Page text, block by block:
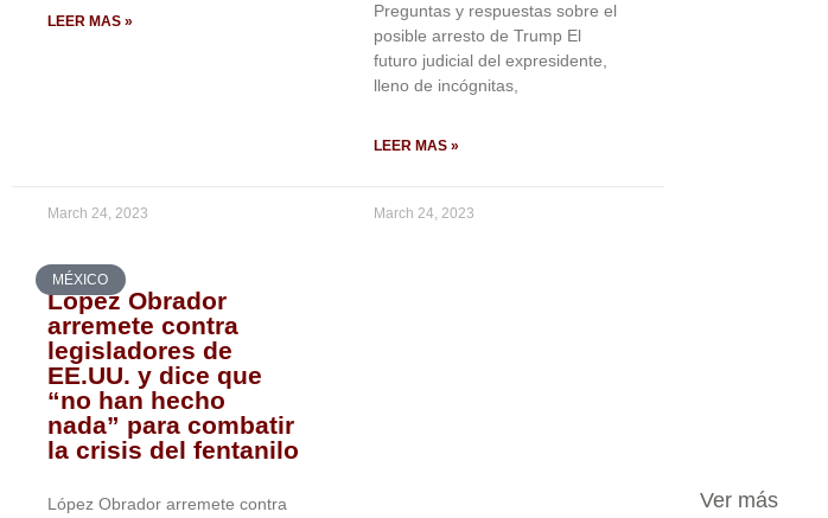
LEER MAS »
March 24, 2023
Preguntas y respuestas sobre el
posible arresto de Trump El
futuro judicial del expresidente,
lleno de incógnitas,
LEER MAS »
March 24, 2023
MÉXICO
López Obrador
arremete contra
legisladores de
EE.UU. y dice que
“no han hecho
nada” para combatir
la crisis del fentanilo
López Obrador arremete contra
Ver más